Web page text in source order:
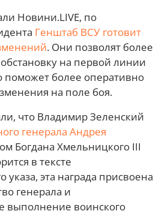
Новини.LIVE, по
Генштаб ВСУ готовит
. Они позволят более
на первой линии
поможет более оперативно
на поле боя.
что Владимир Зеленский
генерала Андрея
Богдана Хмельницкого III
в тексте
указа, эта награда присвоена
генерала и
выполнение воинского